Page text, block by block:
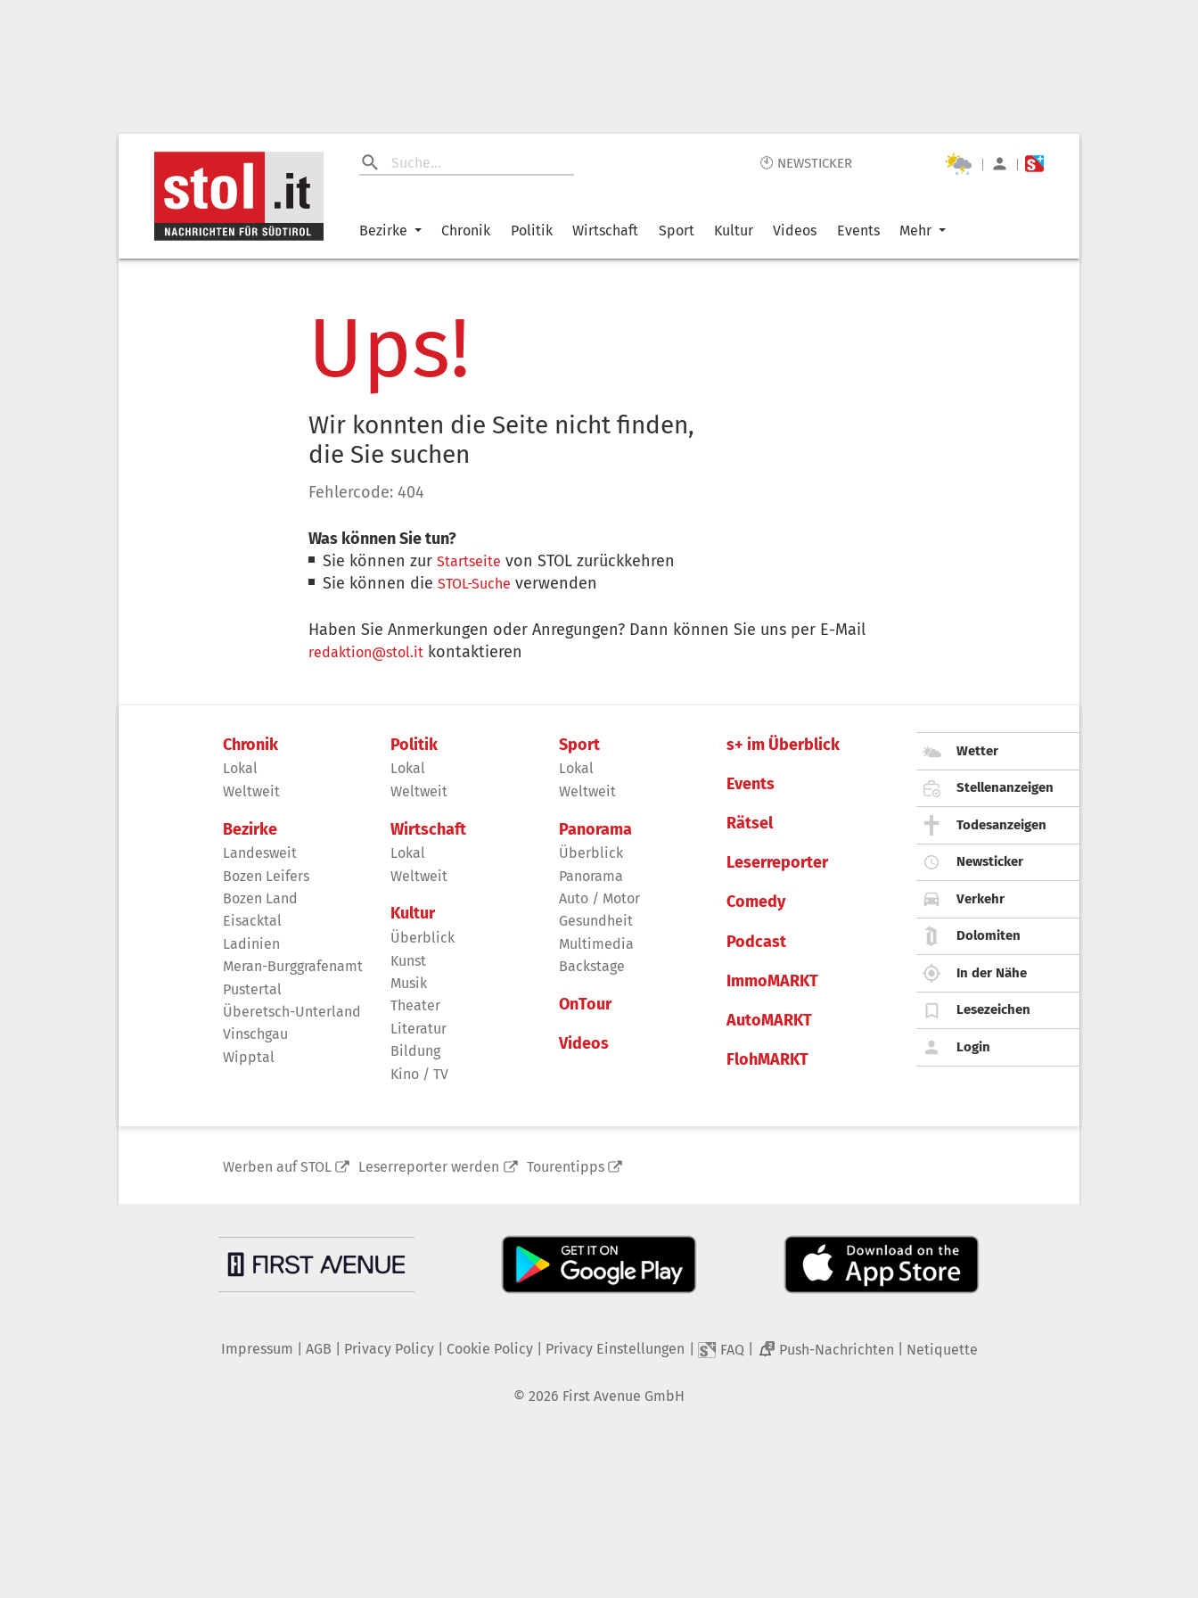
🕙 NEWSTICKER | |
Bezirke Chronik Politik Wirtschaft Sport Kultur Videos Events Mehr
Ups!
Wir konnten die Seite nicht finden,
die Sie suchen
Fehlercode: 404
Was können Sie tun?
Sie können zurStartseite von STOL zurückkehren
Sie können dieSTOL-Suche verwenden
Haben Sie Anmerkungen oder Anregungen? Dann können Sie uns per E-Mail
redaktion@stol.it kontaktieren
Chronik
Lokal
Weltweit
Bezirke
Landesweit
Bozen Leifers
Bozen Land
Eisacktal
Ladinien
Meran-Burggrafenamt
Pustertal
Überetsch-Unterland
Vinschgau
Wipptal
Politik
Lokal
Weltweit
Wirtschaft
Lokal
Weltweit
Kultur
Überblick
Kunst
Musik
Theater
Literatur
Bildung
Kino / TV
Sport
Lokal
Weltweit
Panorama
Überblick
Panorama
Auto / Motor
Gesundheit
Multimedia
Backstage
OnTour
Videos
s+ im Überblick
Events
Rätsel
Leserreporter
Comedy
Podcast
ImmoMARKT
AutoMARKT
FlohMARKT
Wetter
Stellenanzeigen
Todesanzeigen
Newsticker
Verkehr
Dolomiten
In der Nähe
Lesezeichen
Login
Werben auf STOL Leserreporter werden Tourentipps
Impressum AGB Privacy Policy| Cookie Policy| Privacy Einstellungen FAQ 2 Push-Nachrichten Netiquette
© 2026 First Avenue GmbH